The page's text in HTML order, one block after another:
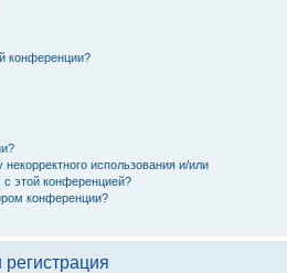
конференции?
использования и/или
этой конференцией?
конференции?